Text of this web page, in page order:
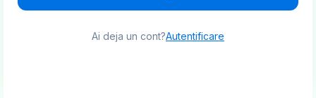
Ai deja un cont?Autentificare